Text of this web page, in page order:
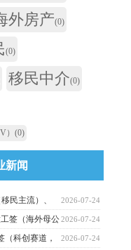
外房产(0)
(0)
移民中介(0)
） (0)
新闻
2026-07-24
民主流）、
创工签、ICT 跨国高管工
2026-07-24
签（海外母公
2026-07-24
（科创赛道，